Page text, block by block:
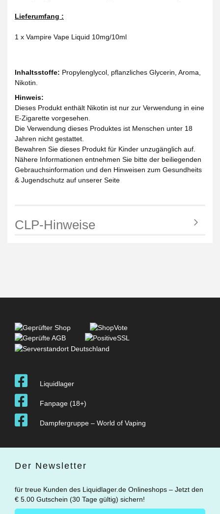
Lieferumfang :
1 x Vampire Vape Liquid 10mg/10ml
Inhaltsstoffe: Propylenglycol, pflanzliches Glycerin, Aroma,
Nikotin.
Hinweis:
Dieses Produkt enthält Nikotin ist nur zur Verwendung in eine
E-Zigarette vorgesehen.
Die Verwendung dieses Produktes ist Menschen unter 18
Jahren nicht gestattet.
Bewahren Sie dieses Produkt für Kinder unzugänglich auf.
Nähere Informationen entnehmen Sie bitte der beiliegenden
Gebrauchsinformation und den Hinweisen zum Gesundheits
& Jugendschutz auf unserer Seite
CLP-Hinweise
Liquidlager
Fanpage (18+)
Dampfergruppe – World of Vaping
Der Newsletter
für treue Kunden des Liquidlager.de Onlineshops – Jetzt den
€ 5.00 Gutschein (30 Tage gültig) sichern!